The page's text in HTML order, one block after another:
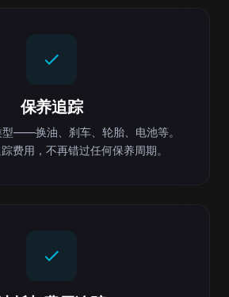
保养追踪
——换油、刹车、轮胎、电池等。
费用，不再错过任何保养周期。